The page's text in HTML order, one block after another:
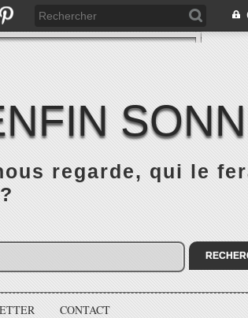
regarde, qui le
CONTACT